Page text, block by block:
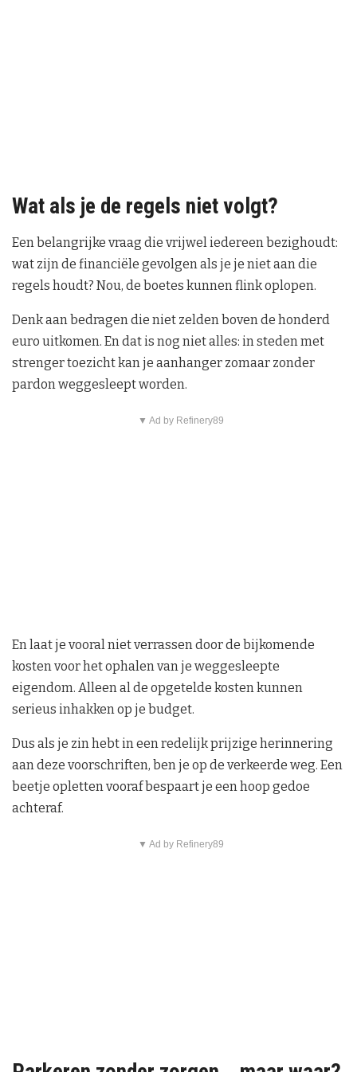
Wat als je de regels niet volgt?
Een belangrijke vraag die vrijwel iedereen bezighoudt:
wat zijn de financiële gevolgen als je je niet aan die
regels houdt? Nou, de boetes kunnen flink oplopen.
Denk aan bedragen die niet zelden boven de honderd
euro uitkomen. En dat is nog niet alles: in steden met
strenger toezicht kan je aanhanger zomaar zonder
pardon weggesleept worden.
▼ Ad by Refinery89
En laat je vooral niet verrassen door de bijkomende
kosten voor het ophalen van je weggesleepte
eigendom. Alleen al de opgetelde kosten kunnen
serieus inhakken op je budget.
Dus als je zin hebt in een redelijk prijzige herinnering
aan deze voorschriften, ben je op de verkeerde weg. Een
beetje opletten vooraf bespaart je een hoop gedoe
achteraf.
▼ Ad by Refinery89